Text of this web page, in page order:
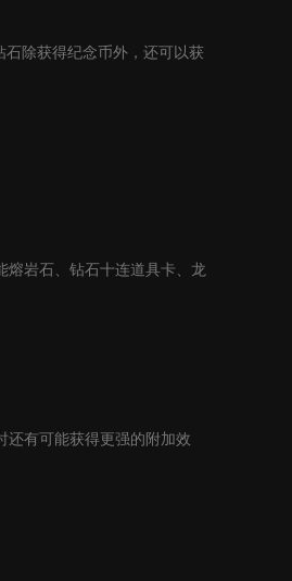
石除获得纪念币外，还可以获
熔岩石、钻石十连道具卡、龙
有可能获得更强的附加效